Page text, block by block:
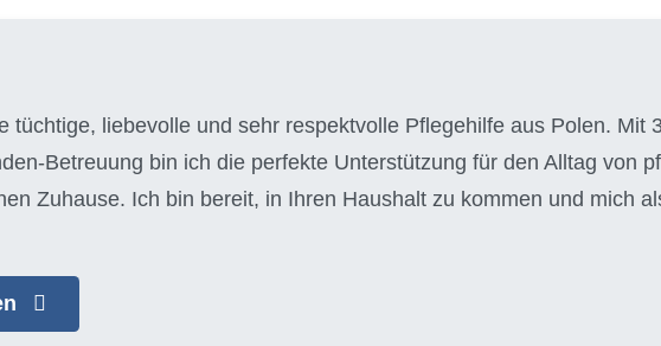
tüchtige, liebevolle und sehr respektvolle Pflegehilfe aus Polen. Mit
Betreuung bin ich die perfekte Unterstützung für den Alltag von
Zuhause. Ich bin bereit, in Ihren Haushalt zu kommen und mich